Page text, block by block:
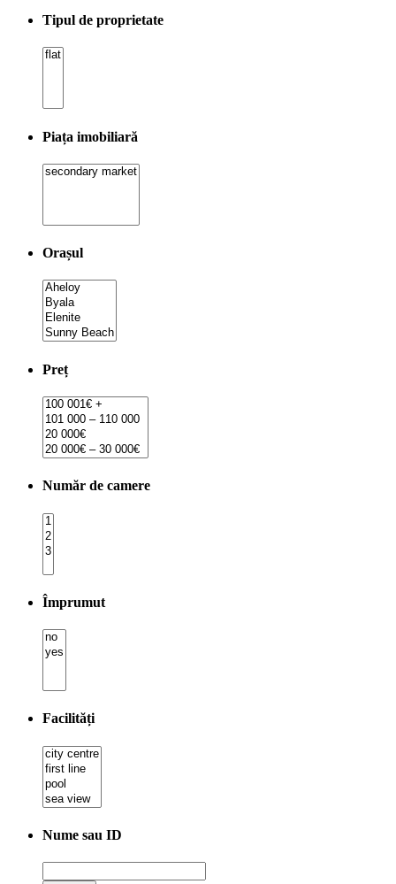
Tipul de proprietate
Piața imobiliară
Orașul
Preț
Număr de camere
Împrumut
Facilități
Nume sau ID